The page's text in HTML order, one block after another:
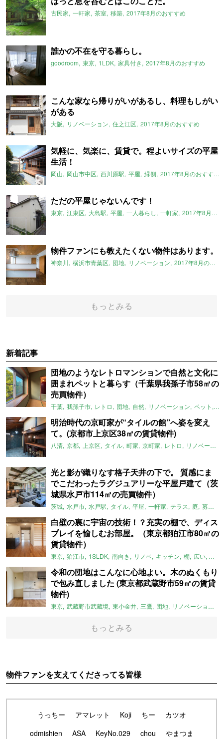
古民家 一軒家 茶室 移築 2017年8月のおすすめ
誰かの不在を守る暮らし。
goodroom 東京 1LDK 家具付き 2017年8月のおすすめ
こんな家なら帰りがいがあるし、料理もしがい
がある
大阪 リノベーション 住之江区 2017年8月のおすすめ
気軽に、気楽に、賃貸で。程よいサイズの平屋
生活！
岡山 岡山市中区 西川原駅 平屋 縁側 2017年8月のおすすめ
ただの平屋じゃないんです！
東京 江東区 大島駅 平屋 一人暮らし 一軒家 2017年8月のおすすめ
物件ファンにも教えたくない物件はあります。
神奈川 横浜市青葉区 団地 リノベーション 2017年8月のおすすめ
もっとみる
新着記事
団地のようなレトロマンションで自然と文化に
囲まれペットと暮らす（千葉県我孫子市58㎡の
売買物件）
千葉 我孫子市 レトロ 団地 自然 リノベーション ペット
明治時代の京町家が“タイルの館”へ姿を変え
て。(京都市上京区38㎡の賃貸物件)
八清 京都 上京区 タイル 町家 京町家 レトロ リノベーション
光と影が織りなす格子天井の下で。 質感にま
でこだわったラグジュアリーな平屋戸建て（茨
城県水戸市114㎡の売買物件）
茨城 水戸市 水戸駅 タイル 平屋 一軒家 テラス 庭 募集中
白壁の裏に宇宙の技術！？充実の棚で、ディス
プレイを愉しむお部屋。（東京都狛江市80㎡の
賃貸物件）
東京 狛江市 1SLDK 南向き リノベ キッチン 棚 広い ガイ
令和の団地はこんなに心地よい。木のぬくもり
で包み直しました (東京都武蔵野市59㎡の賃貸
物件)
東京 武蔵野市武蔵境 東小金井 三鷹 団地 リノベーション
もっとみる
物件ファンを支えてくださってる皆様
うっちー アマレット Koji ちー
カツオ
odmishien
ASA KeyNo.029 chou
やまつま